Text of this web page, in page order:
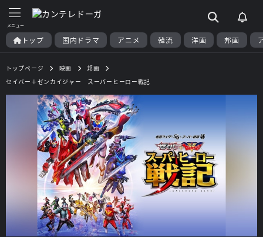
トップ 国内ドラマ アニメ 韓流 洋画 邦画
トップページ 映画
邦画
セイバー＋ゼンカイジャー スーパーヒーロー戦記